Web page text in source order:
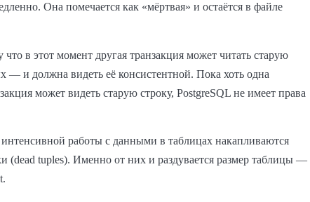
Она помечается как «мёртвая» и остаётся в файле
что в этот момент другая транзакция может читать старую
— и должна видеть её консистентной. Пока хоть одна
может видеть старую строку, PostgreSQL не имеет права
работы с данными в таблицах накапливаются
(dead tuples). Именно от них и раздувается размер таблицы —